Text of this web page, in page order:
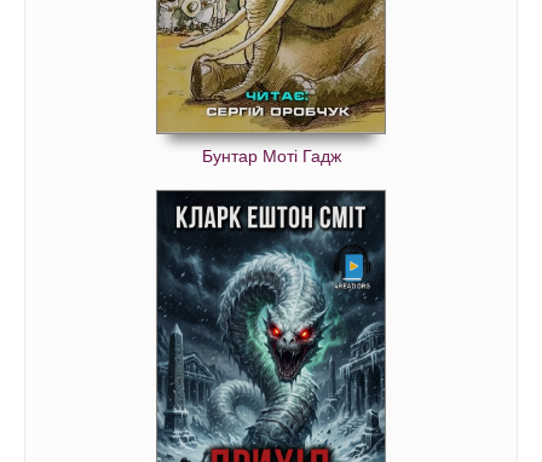
Бунтар Моті Гадж